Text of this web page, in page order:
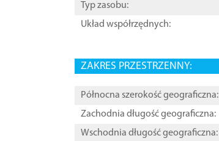
Typ zasobu:
Układ współrzędnych:
ZAKRES PRZESTRZENNY:
Północna szerokość geograficzna:
Zachodnia długość geograficzna:
Wschodnia długość geograficzna: